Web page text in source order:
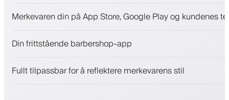
Betalinger, sikkerhetsdepositum
Engasjer kunder med et lojalitetsprogram
Merkevaren din på App Store, Google Play og kundenes
Din frittstående barbershop-app
Fullt tilpassbar for å reflektere merkevarens stil